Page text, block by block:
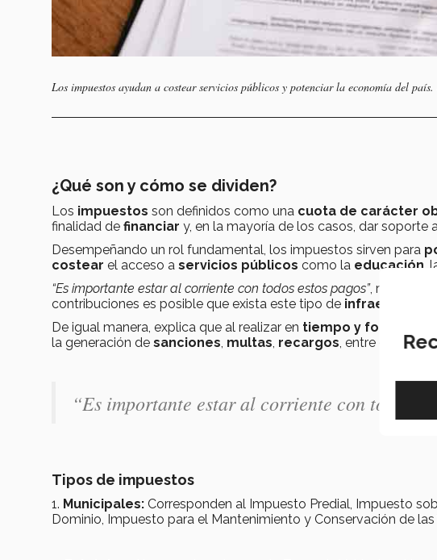
Los impuestos ayudan a costear servicios públicos y potenciar la economía del
¿Qué son y cómo se dividen?
Los impuestos son definidos como una cuota de carácter
finalidad de financiar y, en la mayoría de los casos, dar soporte
Desempeñando un rol fundamental, los impuestos sirven para
costear el acceso a servicios públicos como la educación ,
“Es importante estar al corriente con todos estos pagos”, recalca
contribuciones es posible que exista este tipo de
De igual manera, explica que al realizar en tiempo y forma
la generación de sanciones, multas, recargos, entre otros.
“Es importante estar al corriente con todos
Tipos de impuestos
1. Municipales: Corresponden al Impuesto Predial, Impuesto
Dominio, Impuesto para el Mantenimiento y Conservación de